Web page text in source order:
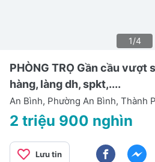
1/4
PHÒNG TRỌ Gần cầu vượt
hàng, làng dh, spkt,....
An Bình, Phường An Bình, Thành
2 triệu 900 nghìn
Lưu tin